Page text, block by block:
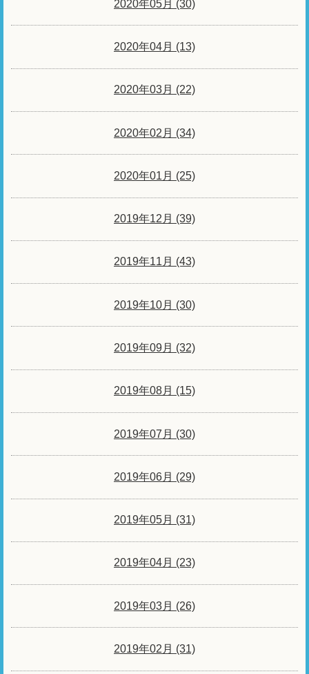
2020年05月 (30)
2020年04月 (13)
2020年03月 (22)
2020年02月 (34)
2020年01月 (25)
2019年12月 (39)
2019年11月 (43)
2019年10月 (30)
2019年09月 (32)
2019年08月 (15)
2019年07月 (30)
2019年06月 (29)
2019年05月 (31)
2019年04月 (23)
2019年03月 (26)
2019年02月 (31)